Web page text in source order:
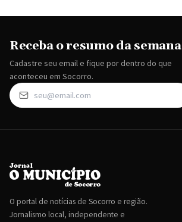
Receba o resumo da semana
Cadastre seu email e fique por dentro do que
aconteceu em Socorro.
O portal de notícias de Socorro e região.
Jornalismo local, independente e